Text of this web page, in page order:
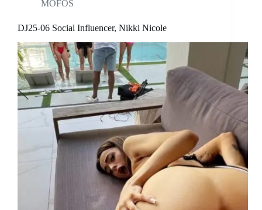
MOFOS
DJ25-06 Social Influencer, Nikki Nicole